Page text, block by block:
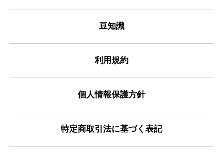
豆知識
利用規約
個人情報保護方針
特定商取引法に基づく表記